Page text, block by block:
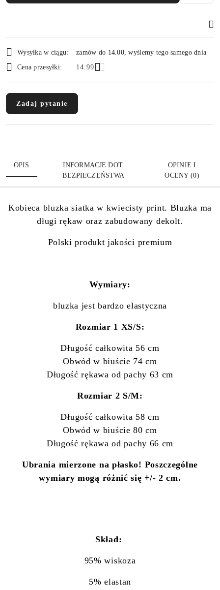
i
dostawa
Wysyłka w ciągu:
zamów do 14.00, wyślemy tego samego dnia
Cena przesyłki:
14.99
Zadaj pytanie
OPIS
INFORMACJE DOT.
BEZPIECZEŃSTWA
OPINIE I
OCENY (0)
Kobieca bluzka siatka w kwiecisty print. Bluzka ma
długi rękaw oraz zabudowany dekolt.
Polski produkt jakości premium
Wymiary:
bluzka jest bardzo elastyczna
Rozmiar 1 XS/S:
Długość całkowita 56 cm
Obwód w biuście 74 cm
Długość rękawa od pachy 63 cm
Rozmiar 2 S/M:
Długość całkowita 58 cm
Obwód w biuście 80 cm
Długość rękawa od pachy 66 cm
Ubrania mierzone na płasko! Poszczególne
wymiary mogą różnić się +/- 2 cm.
Skład:
95% wiskoza
5% elastan